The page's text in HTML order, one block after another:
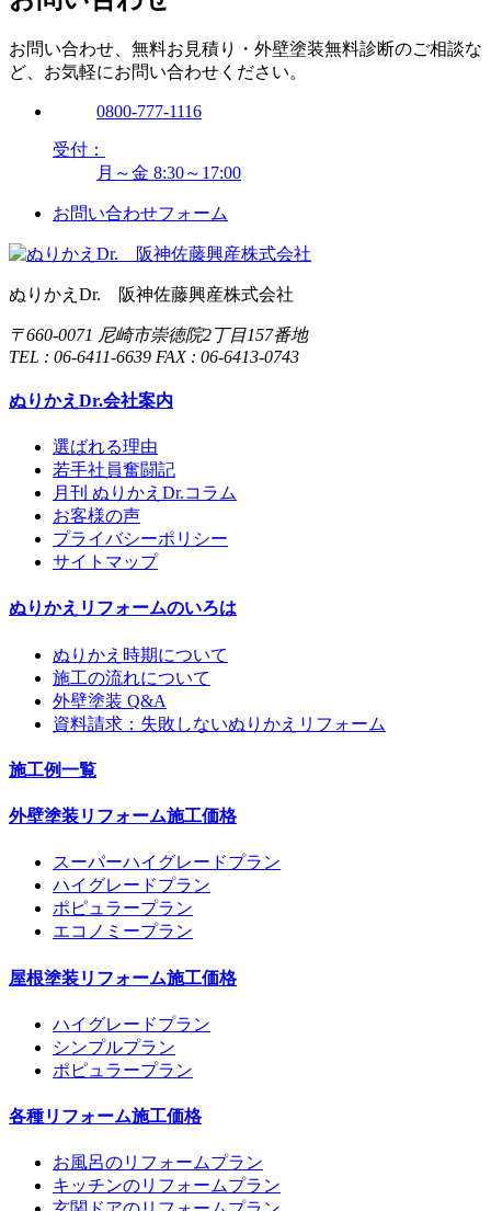
お問い合わせ、無料お見積り・外壁塗装無料診断のご相談な
ど、お気軽にお問い合わせください。
0800-777-1116
受付：
月～金 8:30～17:00
お問い合わせフォーム
ぬりかえDr. 阪神佐藤興産株式会社
〒660-0071 尼崎市崇徳院2丁目157番地
TEL : 06-6411-6639 FAX : 06-6413-0743
ぬりかえDr.会社案内
選ばれる理由
若手社員奮闘記
月刊 ぬりかえDr.コラム
お客様の声
プライバシーポリシー
サイトマップ
ぬりかえリフォームのいろは
ぬりかえ時期について
施工の流れについて
外壁塗装 Q&A
資料請求：失敗しないぬりかえリフォーム
施工例一覧
外壁塗装リフォーム施工価格
スーパーハイグレードプラン
ハイグレードプラン
ポピュラープラン
エコノミープラン
屋根塗装リフォーム施工価格
ハイグレードプラン
シンプルプラン
ポピュラープラン
各種リフォーム施工価格
お風呂のリフォームプラン
キッチンのリフォームプラン